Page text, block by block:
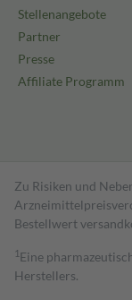
Stellenangebote
Partner
Presse
Affiliate Programm
Zu Risiken und
Bestell­wert
1 Eine
Herstellers.